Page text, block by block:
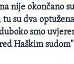
nije okončano
tu su dva
smo
Haškim